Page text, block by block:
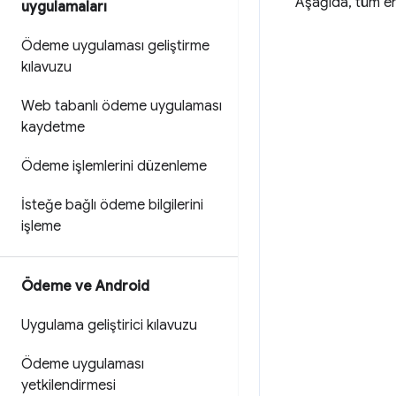
uygulamaları
Ödeme uygulaması geliştirme
kılavuzu
Web tabanlı ödeme uygulaması
kaydetme
Ödeme işlemlerini düzenleme
İsteğe bağlı ödeme bilgilerini
işleme
Ödeme ve Android
Uygulama geliştirici kılavuzu
Ödeme uygulaması
yetkilendirmesi